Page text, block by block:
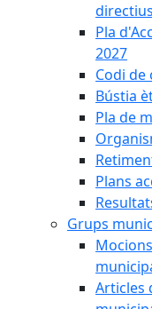
Pla
2027
Codi
Bústia
Pla de
Plans
Grups
Articles